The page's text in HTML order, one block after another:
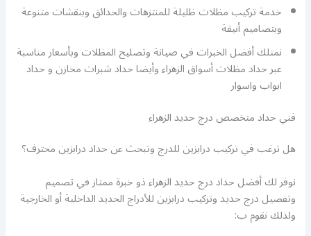
خدمة تركيب مظلات ظليلة للمنتزهات والحدائق وبنقشات متنوعة
وبتصاميم أنيقة
نمتلك أفضل الخبرات في صيانة وتصليح المظلات وبأسعار مناسبة
عبر حداد مظلات أسواق الزهراء وأيضا حداد شبرات مخازن و حداد
ابواب واسوار
فني حداد متخصص درج حديد الزهراء
هل ترغب في تركيب درابزين للدرج وتبحث عن حداد درابزين محترف؟
نوفر لك أفضل حداد درج حديد الزهراء ذو خبرة ممتاز في تصميم
وتفصيل درج حديد وتركيب درابزين للأدراج الحديد الداخلية أو الخارجية
ولذلك نقوم ب: